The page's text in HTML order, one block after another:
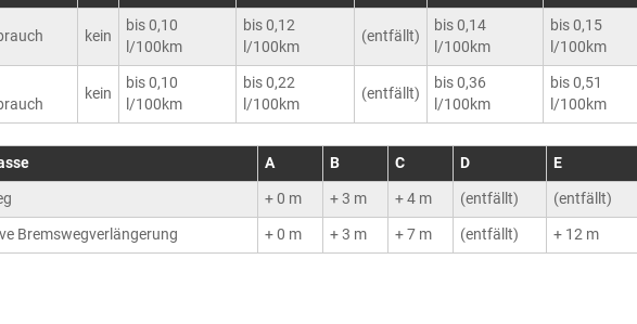
kein
bis 0,10
l/100km
bis 0,12
l/100km
(entfällt)
bis 0,14
l/100km
bis 0,15
l/100km
kein
bis 0,10
l/100km
bis 0,22
l/100km
(entfällt)
bis 0,36
l/100km
bis 0,51
l/100km
A B C D E
+ 0 m + 3 m + 4 m (entfällt) (entfällt)
Bremswegverlängerung
+ 0 m + 3 m + 7 m (entfällt) + 12 m